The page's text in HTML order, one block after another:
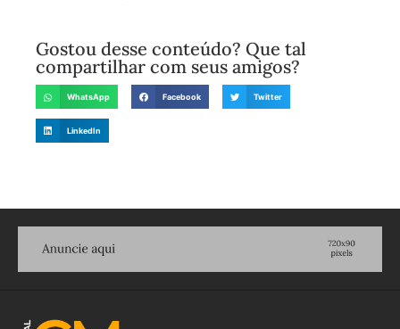
Gostou desse conteúdo? Que tal
compartilhar com seus amigos?
WhatsApp Facebook Twitter
LinkedIn